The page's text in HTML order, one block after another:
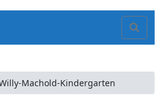
Machold-Kindergarten